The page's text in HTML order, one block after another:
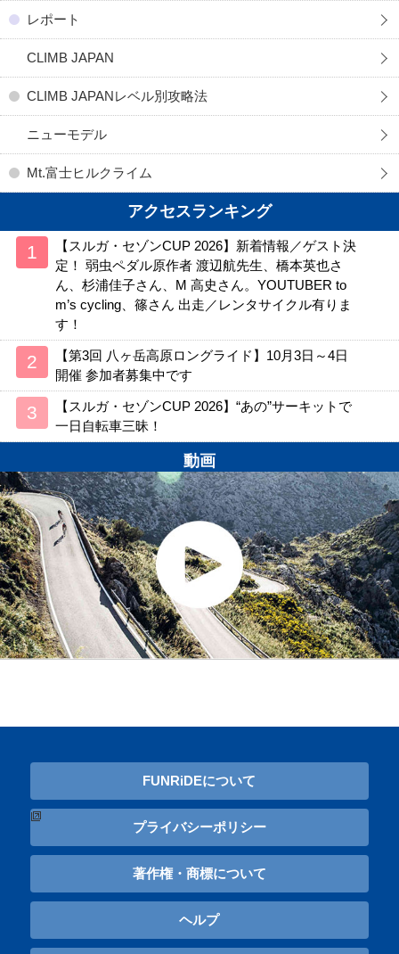
レポート
CLIMB JAPAN
CLIMB JAPANレベル別攻略法
ニューモデル
Mt.富士ヒルクライム
アクセスランキング
【スルガ・セゾンCUP 2026】新着情報／ゲスト決
定！ 弱虫ペダル原作者 渡辺航先生、橋本英也さ
ん、杉浦佳子さん、M 高史さん。YOUTUBER to
m’s cycling、篠さん 出走／レンタサイクル有りま
す！
【第3回 八ヶ岳高原ロングライド】10月3日～4日
開催 参加者募集中です
【スルガ・セゾンCUP 2026】“あの”サーキットで
一日自転車三昧！
動画
FUNRiDEについて
プライバシーポリシー
著作権・商標について
ヘルプ